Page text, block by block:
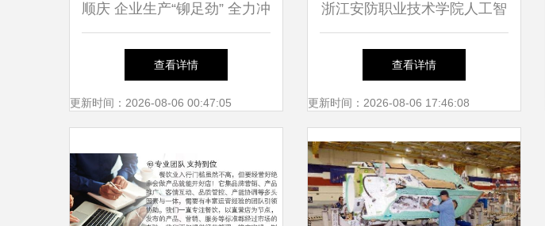
顺庆 企业生产“铆足劲” 全力冲
刺四季度
查看详情
更新时间：2026-08-06 00:47:05
浙江安防职业技术学院人工智
能学院技术服务实力探究
查看详情
更新时间：2026-08-06 17:46:08